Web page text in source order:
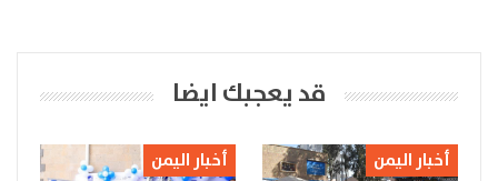
قد يعجبك ايضا
أخبار اليمن أخبار اليمن